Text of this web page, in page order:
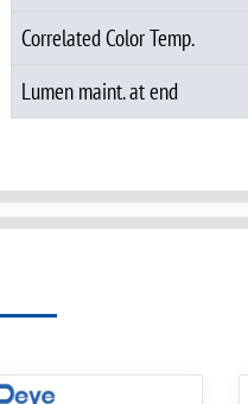
Correlated Color Temp.
Lumen maint. at end